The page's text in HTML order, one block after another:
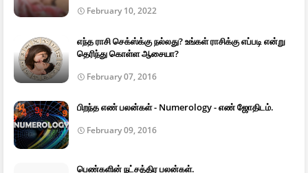
February 10, 2022
எந்த ராசி செக்ஸ்க்கு நல்லது? உங்கள் ராசிக்கு எப்படி என்று
தெரிந்து கொள்ள ஆசையா?
February 07, 2016
பிறந்த எண் பலன்கள் - Numerology - எண் ஜோதிடம்.
February 09, 2016
பெண்களின் நட்சத்திர பலன்கள்.